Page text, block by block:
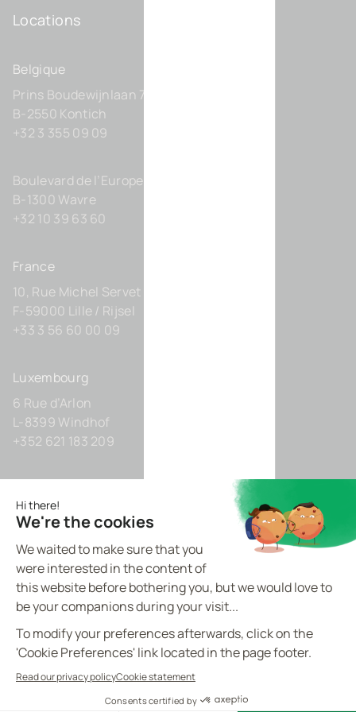
Contact
Locations
Belgique
Prins Boudewijnlaan 7 C0201
B-2550 Kontich
+32 3 355 09 09
Boulevard de l’Europe 131-D21
B-1300 Wavre
+32 10 39 63 60
France
10, Rue Michel Servet
F-59000 Lille / Rijsel
+33 3 56 60 00 09
Luxembourg
6 Rue d’Arlon
L-8399 Windhof
+352 621 183 209
Zollhof 8
D-40221 Düsseldorf
+49 211 9425160 0
BVI.EU - ©2026All rights reserved
Made byproptell
Politique de confidentialité
Politique en matière de cookies